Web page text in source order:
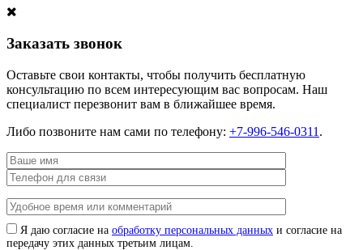
Заказать звонок
Оставьте свои контакты, чтобы получить бесплатную
консультацию по всем интересующим вас вопросам. Наш
специалист перезвонит вам в ближайшее время.
Либо позвоните нам сами по телефону: +7-996-546-0311 .
Я даю согласие на обработку персональных данных и согласие на
передачу этих данных третьим лицам.